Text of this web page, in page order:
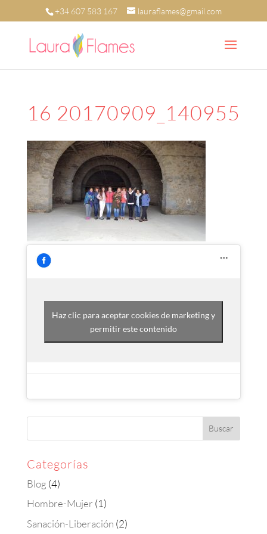
+34 607 583 167 lauraflames@gmail.com
16 20170909_140955
Haz clic para aceptar cookies de marketing y
permitir este contenido
Categorías
Blog (4)
Hombre-Mujer (1)
Sanación-Liberación (2)